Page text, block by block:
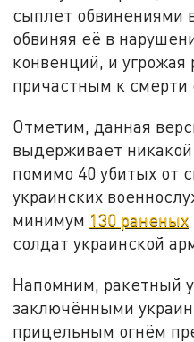
сыплет обвинениями
обвиняя её в
конвенций, и
причастным к смерти
Отметим, данная
выдерживает никакой
помимо 40 убитых от
украинских
минимум 130 раненых
солдат украинской
Напомним, ракетный
заключёнными
прицельным огнём